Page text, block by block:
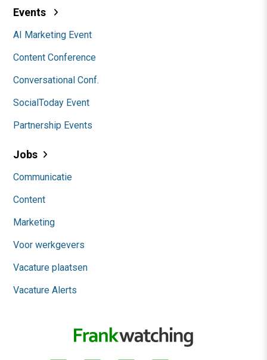
Events
AI Marketing Event
Content Conference
Conversational Conf.
SocialToday Event
Partnership Events
Jobs
Communicatie
Content
Marketing
Voor werkgevers
Vacature plaatsen
Vacature Alerts